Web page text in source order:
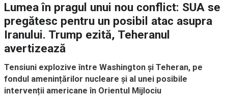
Lumea în pragul unui nou conflict: SUA se
pregătesc pentru un posibil atac asupra
Iranului. Trump ezită, Teheranul
avertizează
Tensiuni explozive între Washington și Teheran, pe
fondul amenințărilor nucleare și al unei posibile
intervenții americane în Orientul Mijlociu